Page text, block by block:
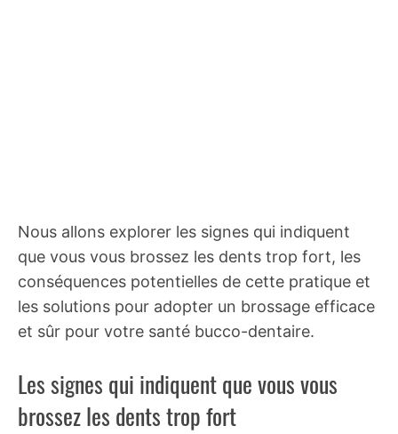
Nous allons explorer les signes qui indiquent
que vous vous brossez les dents trop fort, les
conséquences potentielles de cette pratique et
les solutions pour adopter un brossage efficace
et sûr pour votre santé bucco-dentaire.
Les signes qui indiquent que vous vous
brossez les dents trop fort